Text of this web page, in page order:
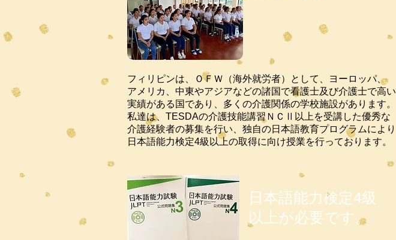
フィリピンは、ＯＦＷ（海外就労者）として、ヨーロッパ、
アメリカ、中東やアジアなどの諸国で看護士及び介護士で高い
実績がある国であり、多くの介護関係の学校施設があります。
私達は、TESDAの介護技能講習ＮＣⅡ以上を受講した優秀な
介護経験者の募集を行い、独自の日本語教育プログラムにより
日本語能力検定4級以上の取得に向け授業を行っております。
日本語能力検定4級
以上が必要です。